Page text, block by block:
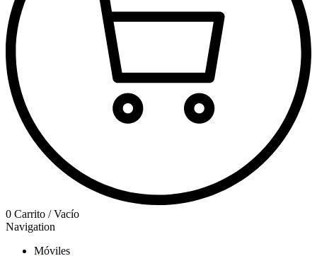
0 Carrito /Vacío
Navigation
Móviles